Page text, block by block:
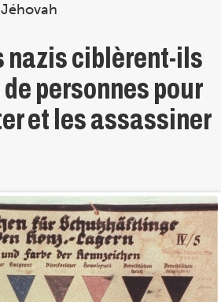
nazis ciblèrent-ils
personnes pour
et les assassiner